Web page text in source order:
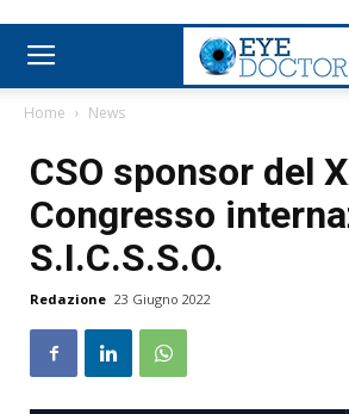
Home News
CSO sponsor del
Congresso
S.I.C.S.S.O.
Redazione 23 Giugno 2022